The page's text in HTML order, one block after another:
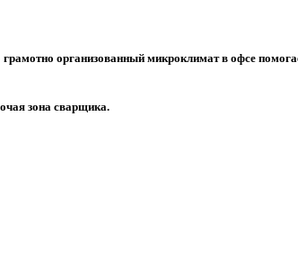
организованный микроклимат в офсе
зона сварщика.